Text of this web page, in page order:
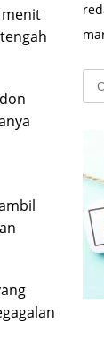
menit
Cari